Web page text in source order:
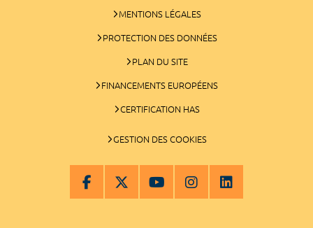
MENTIONS LÉGALES
PROTECTION DES DONNÉES
PLAN DU SITE
FINANCEMENTS EUROPÉENS
CERTIFICATION HAS
GESTION DES COOKIES